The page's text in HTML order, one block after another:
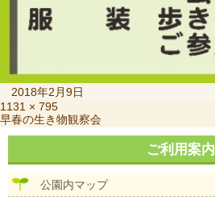
稿
日:
2018年2月9日
フ
ル
サ
ズ
1131 × 795
投
稿
ビ
早春の生き物観察会
ご利用案内
公園内マップ